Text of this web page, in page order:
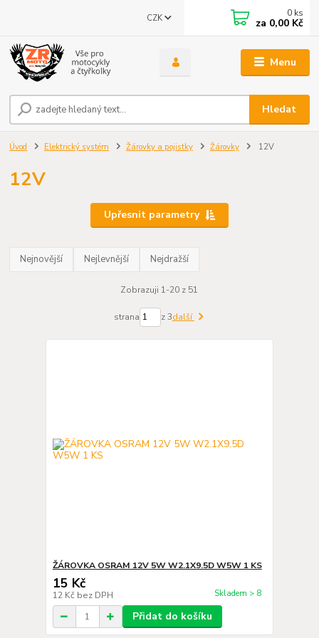
Menu
CZK
Hledat
0 ks
za 0,00 Kč
Úvod Elektrický systém Žárovky a pojistky Žárovky 12V
12V
Upřesnit parametry
Nejnovější Nejlevnější Nejdražší
Zobrazuji 1-20 z 51
strana z 3další
ŽÁROVKA OSRAM 12V 5W W2.1X9.5D W5W 1 KS
15 Kč
12 Kč bez DPH Skladem > 8
Přidat do košíku